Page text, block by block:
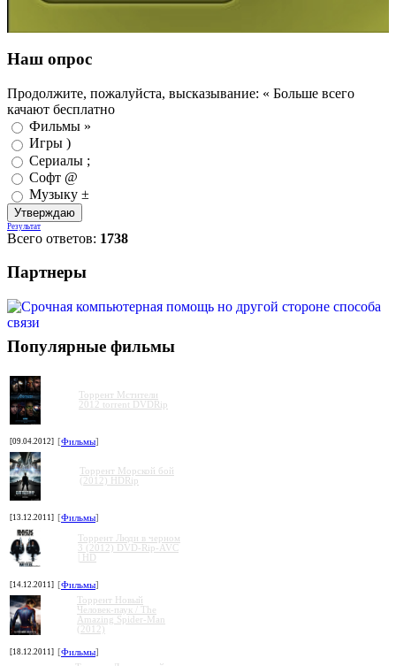
Наш опрос
Продолжите, пожалуйста, высказывание: « Больше всего
качают бесплатно
Фильмы »
Игры )
Сериалы ;
Софт @
Музыку ±
Результат
Всего ответов: 1738
Партнеры
Популярные фильмы
Торрент Мстители
2012 torrent DVDRip
[09.04.2012] [Фильмы]
Торрент Морской бой
(2012) HDRip
[13.12.2011] [Фильмы]
Торрент Люди в черном
3 (2012) DVD-Rip-AVC
| HD
[14.12.2011] [Фильмы]
Торрент Новый
Человек-паук / The
Amazing Spider-Man
(2012)
[18.12.2011] [Фильмы]